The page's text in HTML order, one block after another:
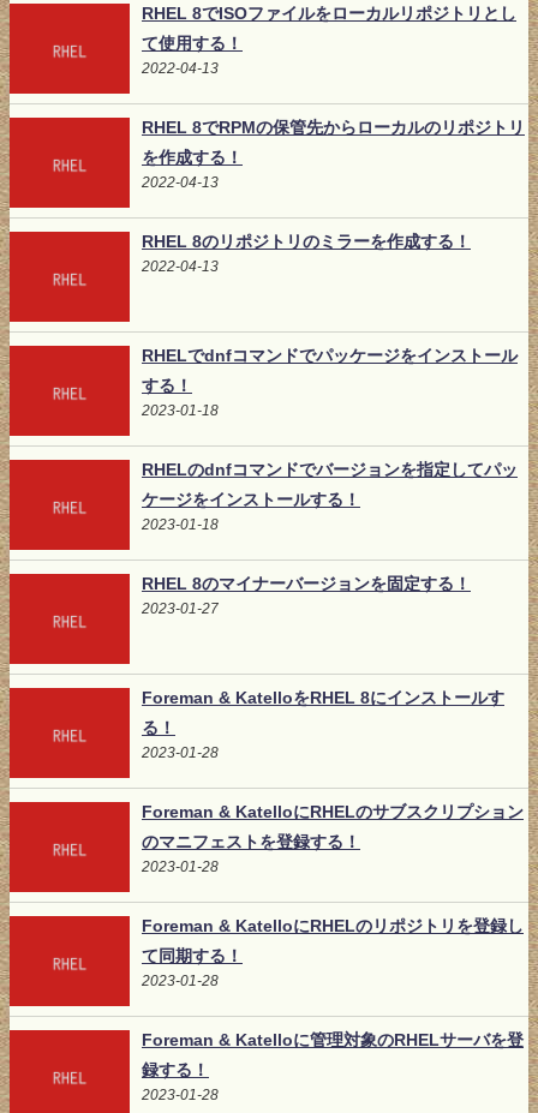
RHEL 8でISOファイルをローカルリポジトリとし
て使用する！
2022-04-13
RHEL 8でRPMの保管先からローカルのリポジトリ
を作成する！
2022-04-13
RHEL 8のリポジトリのミラーを作成する！
2022-04-13
RHELでdnfコマンドでパッケージをインストール
する！
2023-01-18
RHELのdnfコマンドでバージョンを指定してパッ
ケージをインストールする！
2023-01-18
RHEL 8のマイナーバージョンを固定する！
2023-01-27
Foreman & KatelloをRHEL 8にインストールす
る！
2023-01-28
Foreman & KatelloにRHELのサブスクリプション
のマニフェストを登録する！
2023-01-28
Foreman & KatelloにRHELのリポジトリを登録し
て同期する！
2023-01-28
Foreman & Katelloに管理対象のRHELサーバを登
録する！
2023-01-28